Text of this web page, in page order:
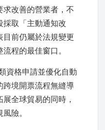
改善的營業者，不
採取「主動通知改
前仍屬於法規變更
流程的最佳窗口。
資格申請並優化自動
跨境開票流程無縫導
全球貿易的同時，
險。